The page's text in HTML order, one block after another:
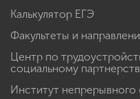
Калькулятор ЕГЭ
Факультеты и
Центр по
социальному
Институт непрерывного